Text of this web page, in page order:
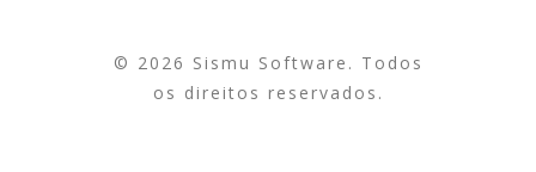
© 2026 Sismu Software. Todos
os direitos reservados.